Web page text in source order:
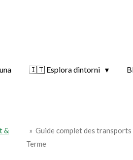
🇮🇹 Esplora dintorni
&
» Guide complet des
Terme